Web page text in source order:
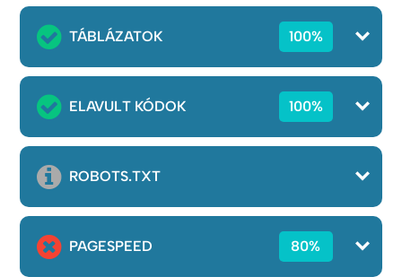
TÁBLÁZATOK 100%
ELAVULT KÓDOK 100%
ROBOTS.TXT
PAGESPEED 80%